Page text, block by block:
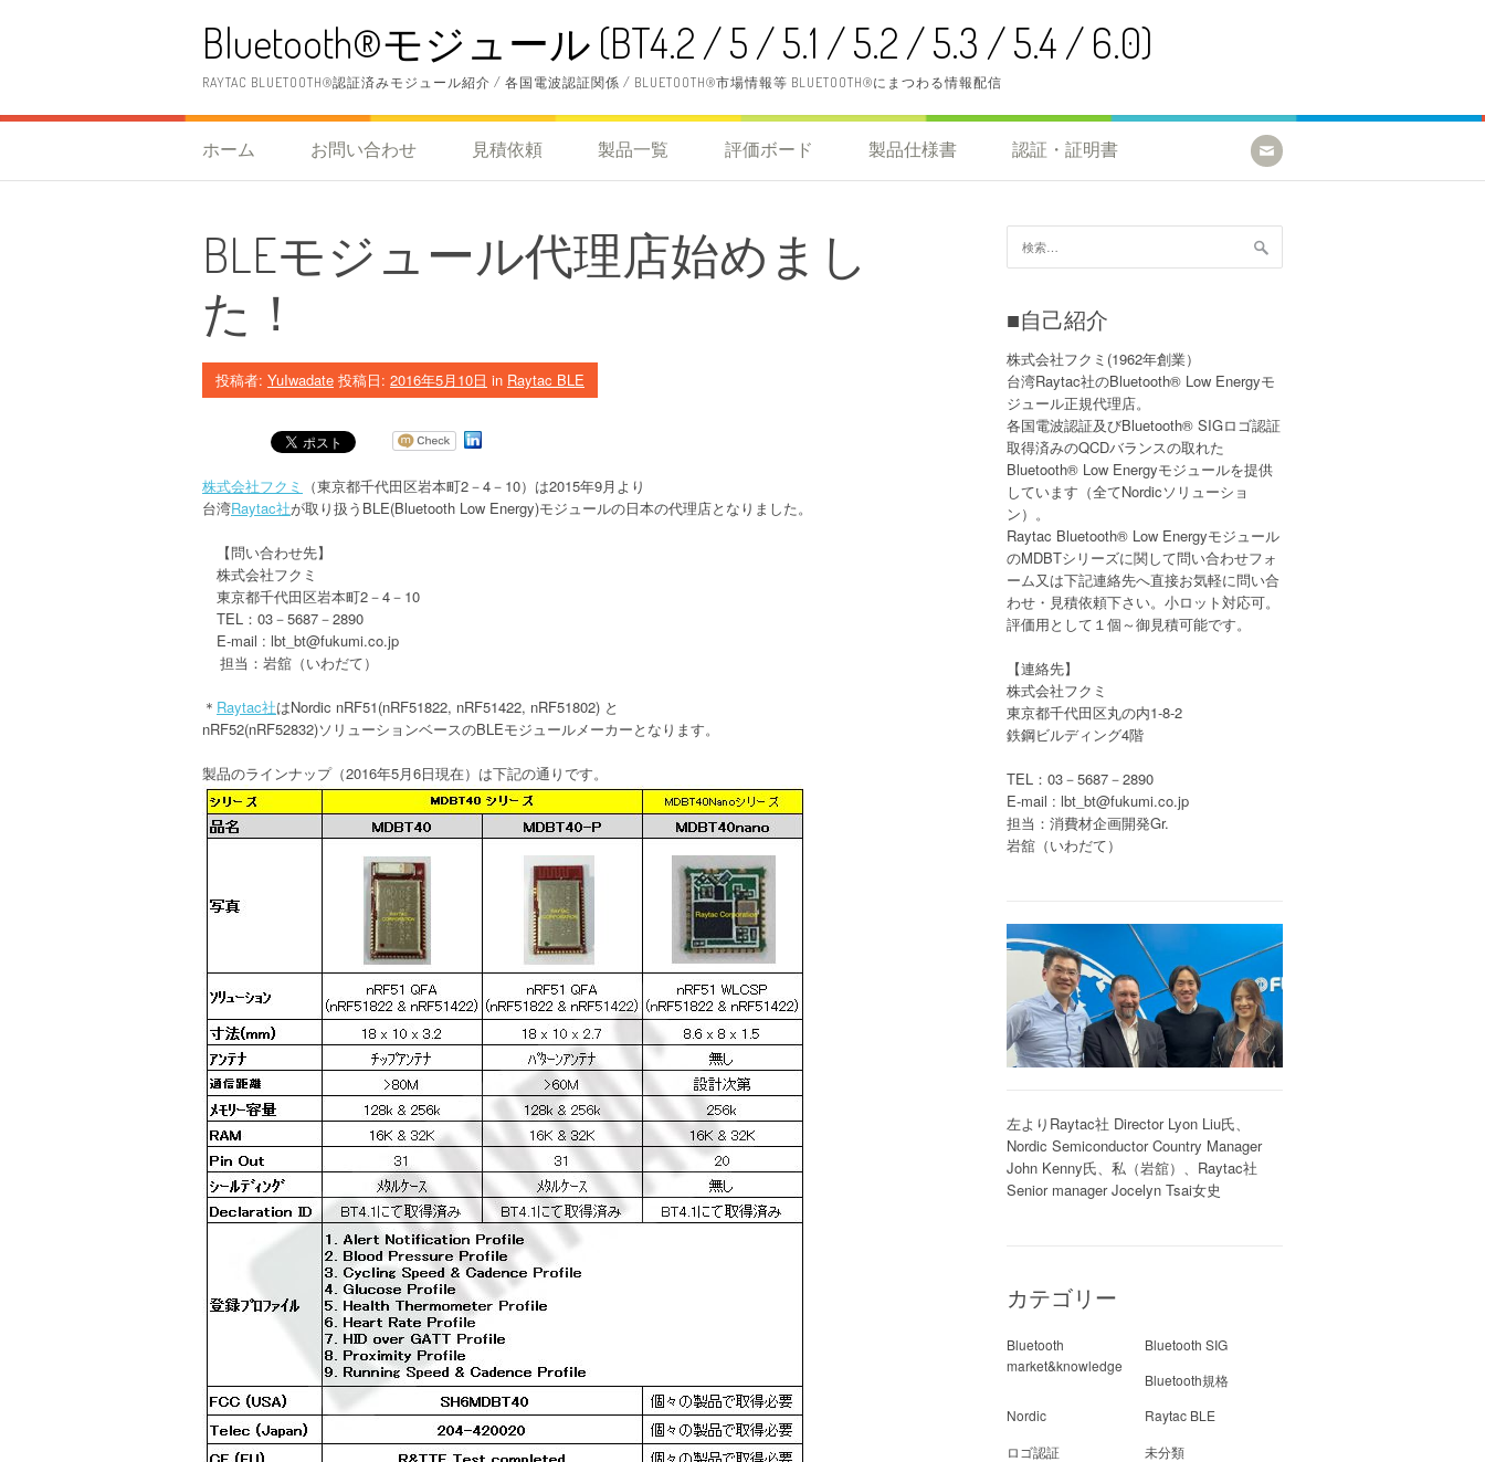
へ
ッ
Bluetooth®モジュール (BT4.2 / 5 / 5.1 / 5.2 / 5.3 / 5.4 / 6.0)
RAYTAC BLUETOOTH®認証済みモジュール紹介 / 各国電波認証関係 / BLUETOOTH®市場情報等 BLUETOOTH®にまつわる情報配信
ホーム お問い合わせ 見積依頼 製品一覧 評価ボード 製品仕様書 認証・証明書
BLEモジュール代理店始めまし
た！
投稿者: YuIwadate 投稿日: 2016年5月10日 in Raytac BLE
株式会社フクミ （東京都千代田区岩本町2－4－ 10）は2015年9月より
台湾Raytac社が取り扱う BLE(Bluetooth Low Energy)モジュールの日本の代理店となりました。
【問い合わせ先】
株式会社フクミ
東京都千代田区岩本町2－4－ 10
TEL ： 03－5687－2890
E-mail : lbt_bt@fukumi.co.jp
担当：岩舘（いわだて）
＊ Raytac社はNordic nRF51(nRF51822, nRF51422, nRF51802) と
nRF52(nRF52832)ソリューションベースのBLEモジュールメーカーとなります。
製品のラインナップ（2016年5月6日現在）は下記の通りです。
索:
■自己紹介
株式会社フクミ(1962年創業）
台湾Raytac社のBluetooth® Low Energyモ
ジュール正規代理店。
各国電波認証及びBluetooth® SIGロゴ認証
取得済みのQCDバランスの取れた
Bluetooth® Low Energyモジュールを提供
しています（全てNordicソリューショ
ン）。
Raytac Bluetooth® Low Energyモジュール
のMDBTシリーズに関して問い合わせフォ
ーム又は下記連絡先へ直接お気軽に問い合
わせ・見積依頼下さい。小ロット対応可。
評価用として１個～御見積可能です。
【連絡先】
株式会社フクミ
東京都千代田区丸の内1-8-2
鉄鋼ビルディング4階
TEL：03－5687－2890
E-mail : lbt_bt@fukumi.co.jp
担当：消費材企画開発Gr.
岩舘（いわだて）
左よりRaytac社 Director Lyon Liu氏、
Nordic Semiconductor Country Manager
John Kenny氏、私（岩舘）、Raytac社
Senior manager Jocelyn Tsai女史
カテゴリー
Bluetooth
market&knowledge
Bluetooth SIG
Bluetooth規格
Nordic
Raytac BLE
ロゴ認証
未分類